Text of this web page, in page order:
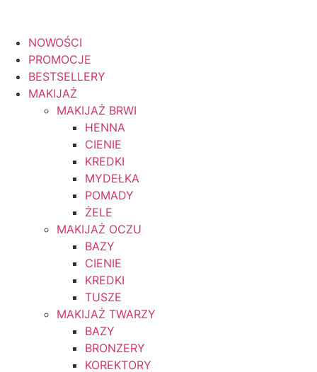
Gratisy do zamówień od 199zł
NOWOŚCI
PROMOCJE
BESTSELLERY
MAKIJAŻ
MAKIJAŻ BRWI
HENNA
CIENIE
KREDKI
MYDEŁKA
POMADY
ŻELE
MAKIJAŻ OCZU
BAZY
CIENIE
KREDKI
TUSZE
MAKIJAŻ TWARZY
BAZY
BRONZERY
KOREKTORY